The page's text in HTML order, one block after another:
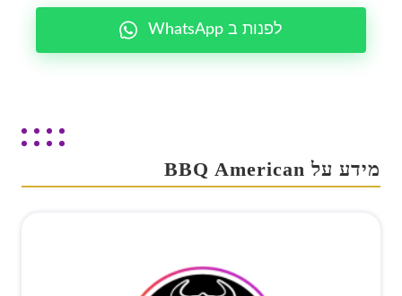
WhatsApp לפנות ב
מידע על BBQ American